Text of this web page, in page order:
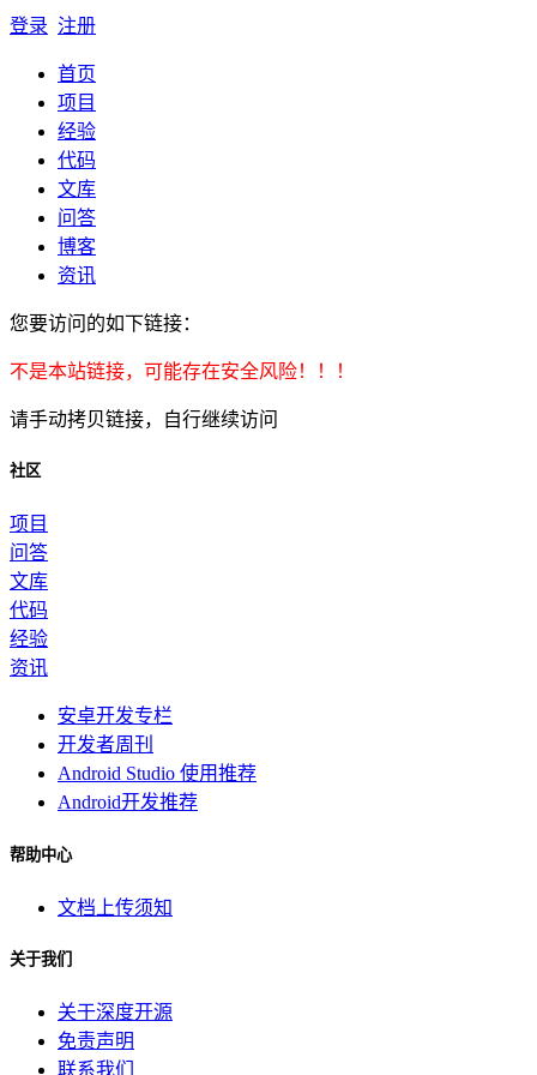
登录 注册
首页
项目
经验
代码
文库
问答
博客
资讯
您要访问的如下链接：
不是本站链接，可能存在安全风险！！！
请手动拷贝链接，自行继续访问
社区
项目
问答
文库
代码
经验
资讯
安卓开发专栏
开发者周刊
Android Studio 使用推荐
Android开发推荐
帮助中心
文档上传须知
关于我们
关于深度开源
免责声明
联系我们